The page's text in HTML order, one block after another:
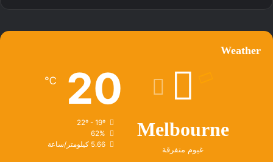
Weather
Melbourne
غيوم متفرقة
20
℃
22º - 19º
62%
5.66 كيلومتر/ساعة